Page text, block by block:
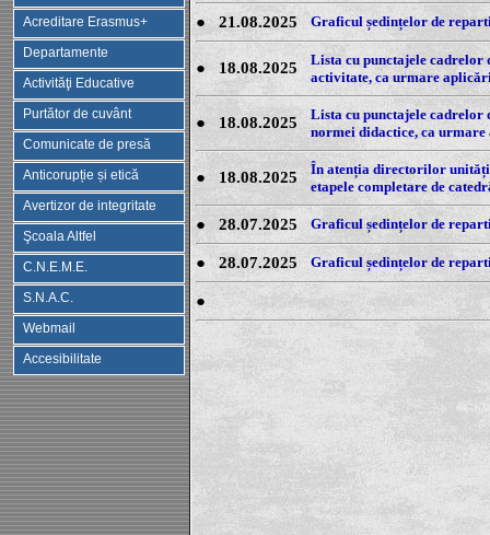
Acreditare Erasmus+
Departamente
Activităţi Educative
Purtător de cuvânt
Comunicate de presă
Anticorupție și etică
Avertizor de integritate
Şcoala Altfel
C.N.E.M.E.
S.N.A.C.
Webmail
Accesibilitate
● 21.08.2025 Graficul ședințelor de
● 18.08.2025
Lista cu punctajele cadrelor
activitate, ca urmare
● 18.08.2025
Lista cu punctajele cadrelor
normei didactice, ca
● 18.08.2025
În atenția directorilor
etapele completare de
● 28.07.2025 Graficul ședințelor de
● 28.07.2025 Graficul ședințelor de
●